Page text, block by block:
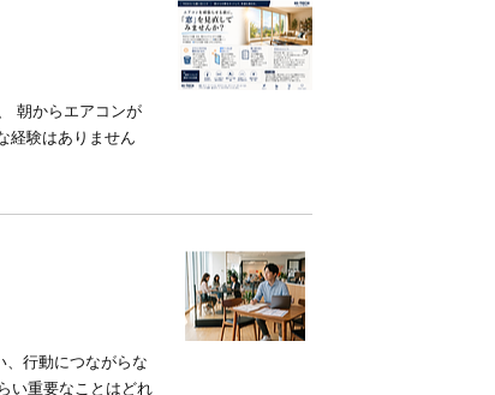
朝からエアコンが
経験はありません
、行動につながらな
い重要なことはどれ